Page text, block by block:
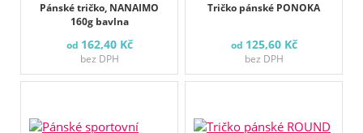
Pánské tričko, NANAIMO
160g bavlna
od 162,40 Kč
bez DPH
Tričko pánské PONOKA
od 125,60 Kč
bez DPH